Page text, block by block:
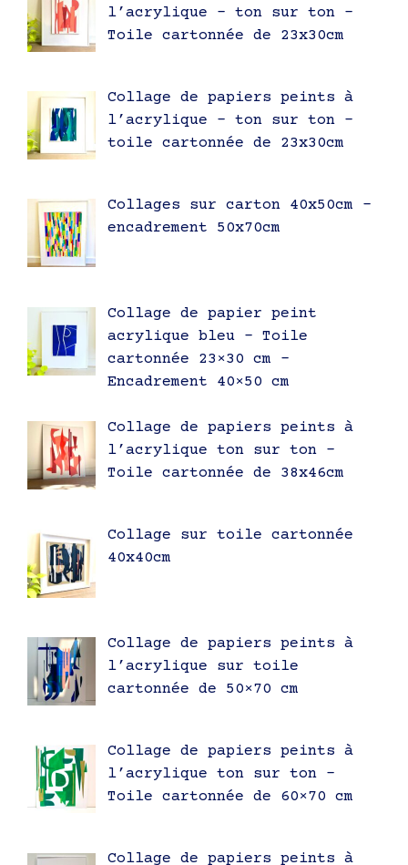
l’acrylique – ton sur ton –
Toile cartonnée de 23x30cm
Collage de papiers peints à
l’acrylique – ton sur ton –
toile cartonnée de 23x30cm
Collages sur carton 40x50cm –
encadrement 50x70cm
Collage de papier peint
acrylique bleu – Toile
cartonnée 23×30 cm –
Encadrement 40×50 cm
Collage de papiers peints à
l’acrylique ton sur ton –
Toile cartonnée de 38x46cm
Collage sur toile cartonnée
40x40cm
Collage de papiers peints à
l’acrylique sur toile
cartonnée de 50×70 cm
Collage de papiers peints à
l’acrylique ton sur ton –
Toile cartonnée de 60×70 cm
Collage de papiers peints à